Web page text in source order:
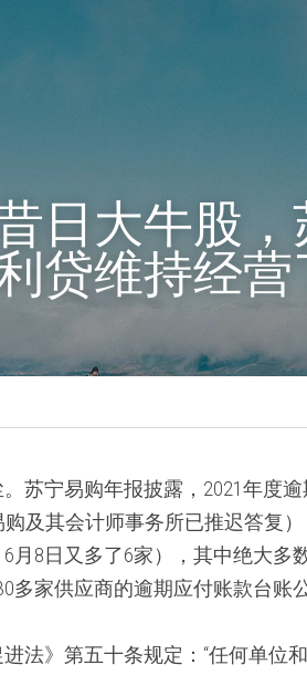
日大牛股
贷维持经营
苏宁易购年报披露，2021年度
及其会计师事务所已推迟答复
月8日又多了6家），其中绝大
多家供应商的逾期应付账款台账
进法》第五十条规定：“任何单位